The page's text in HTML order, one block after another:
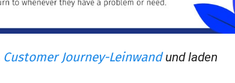
Customer Journey-Leinwandund laden